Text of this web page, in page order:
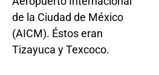
de la Ciudad de México
(AICM). Éstos eran
Tizayuca y Texcoco.